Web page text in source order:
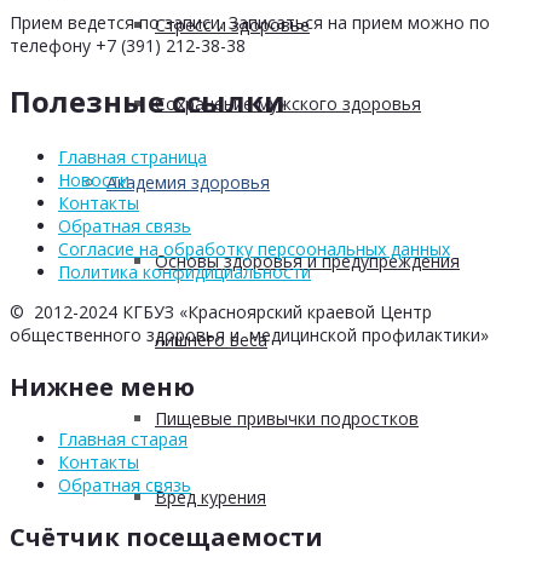
Стресс и здоровье
Сохранение мужского здоровья
Академия здоровья
Основы здоровья и предупреждения
лишнего веса
Пищевые привычки подростков
Вред курения
Прием ведется по записи. Записаться на прием можно по
телефону +7 (391) 212-38-38
Полезные ссылки
Главная страница
Новости
Контакты
Обратная связь
Согласие на обработку персоональных данных
Политика конфидициальности
© 2012-2024 КГБУЗ «Красноярский краевой Центр
общественного здоровья и медицинской профилактики»
Нижнее меню
Главная старая
Контакты
Обратная связь
Счётчик посещаемости